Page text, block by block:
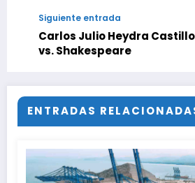
Siguiente entrada
Carlos Julio Heydra
vs. Shakespeare
ENTRADAS